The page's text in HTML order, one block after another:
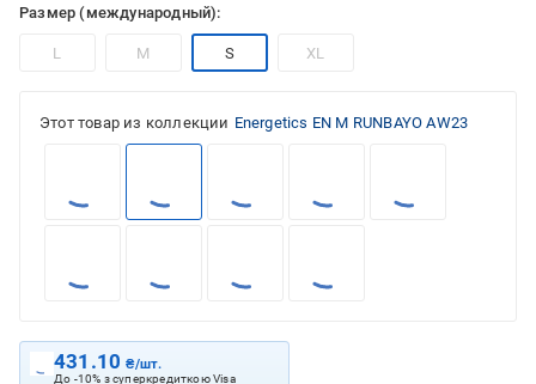
Размер (международный):
L M S XL
Этот товар из коллекции Energetics EN M RUNBAYO AW23
431.10₴/шт.
До -10% з суперкредиткою Visa